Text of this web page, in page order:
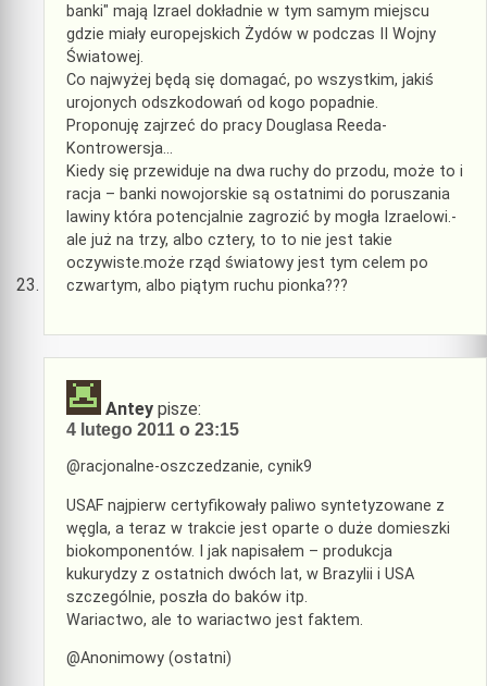
banki" mają Izrael dokładnie w tym samym miejscu
gdzie miały europejskich Żydów w podczas II Wojny
Światowej.
Co najwyżej będą się domagać, po wszystkim, jakiś
urojonych odszkodowań od kogo popadnie.
Proponuję zajrzeć do pracy Douglasa Reeda-
Kontrowersja…
Kiedy się przewiduje na dwa ruchy do przodu, może to i
racja – banki nowojorskie są ostatnimi do poruszania
lawiny która potencjalnie zagrozić by mogła Izraelowi.-
ale już na trzy, albo cztery, to to nie jest takie
oczywiste.może rząd światowy jest tym celem po
czwartym, albo piątym ruchu pionka???
Antey pisze:
4 lutego 2011 o 23:15
@racjonalne-oszczedzanie, cynik9
USAF najpierw certyfikowały paliwo syntetyzowane z
węgla, a teraz w trakcie jest oparte o duże domieszki
biokomponentów. I jak napisałem – produkcja
kukurydzy z ostatnich dwóch lat, w Brazylii i USA
szczególnie, poszła do baków itp.
Wariactwo, ale to wariactwo jest faktem.
@Anonimowy (ostatni)